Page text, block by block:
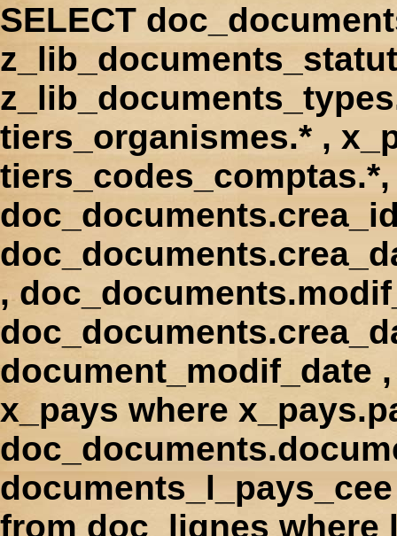
SELECT
tiers_organismes.* ,
,
document_modif_date
x_pays where
from doc_lignes where